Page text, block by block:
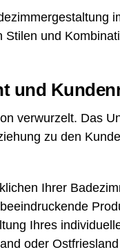
Sti­len und
und
ver­wur­zelt. Das
zu den
Ihrer
Ihres
oder